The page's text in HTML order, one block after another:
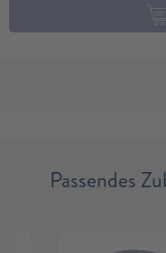
Passendes